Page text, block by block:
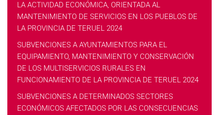
LA ACTIVIDAD ECONÓMICA, ORIENTADA AL
MANTENIMIENTO DE SERVICIOS EN LOS PUEBLOS DE
LA PROVINCIA DE TERUEL 2024
SUBVENCIONES A AYUNTAMIENTOS PARA EL
EQUIPAMIENTO, MANTENIMIENTO Y CONSERVACIÓN
DE LOS MULTISERVICIOS RURALES EN
FUNCIONAMIENTO DE LA PROVINCIA DE TERUEL 2024
SUBVENCIONES A DETERMINADOS SECTORES
ECONÓMICOS AFECTADOS POR LAS CONSECUENCIAS